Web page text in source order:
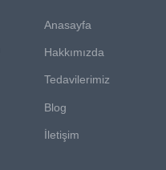
Anasayfa
Hakkımızda
Tedavilerimiz
Blog
İletişim